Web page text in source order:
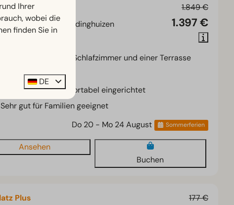
1.849 €
1.397 €
6
Flevoland, Biddinghuizen
Chalet mit 3 Schlafzimmer und einer Terrasse
Modernes Chalet
Gemütlich und komfortabel eingerichtet
Sehr gut für Familien geeignet
Do 20 - Mo 24 August
Sommerferien
Ansehen
Buchen
177 €
Plus
Ihrer
wobei die
finden Sie in
DE